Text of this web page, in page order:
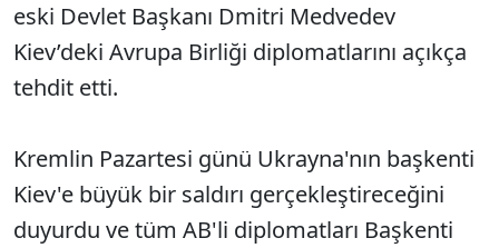
eski Devlet Başkanı Dmitri Medvedev
Kiev’deki Avrupa Birliği diplomatlarını açıkça
tehdit etti.
Kremlin Pazartesi günü Ukrayna'nın başkenti
Kiev'e büyük bir saldırı gerçekleştireceğini
duyurdu ve tüm AB'li diplomatları Başkenti